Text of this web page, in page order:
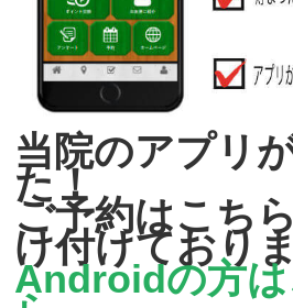
当院のアプリ
た！
ご予約はこち
け付けており
Androidの方